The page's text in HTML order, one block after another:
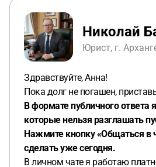
Николай
Юрист, г.
Здравствуйте, Анна!
Пока долг не погашен,
В формате публичного ответа
которые нельзя разглашать
Нажмите кнопку «Общаться в
сделать уже сегодня.
В личном чате я работаю